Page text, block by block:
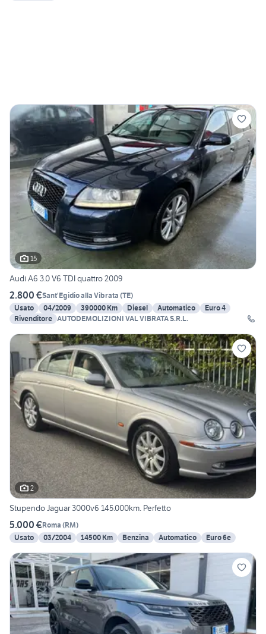
15
Audi A6 3.0 V6 TDI quattro 2009
2.800 €Sant'Egidio alla Vibrata (TE)
Usato
04/2009 390000 Km Diesel Automatico
Euro 4
Rivenditore AUTODEMOLIZIONI VAL VIBRATA S.R.L.
2
Stupendo Jaguar 3000v6 145.000km. Perfetto
5.000 €Roma (RM)
Usato
03/2004 14500 Km Benzina Automatico Euro 6e